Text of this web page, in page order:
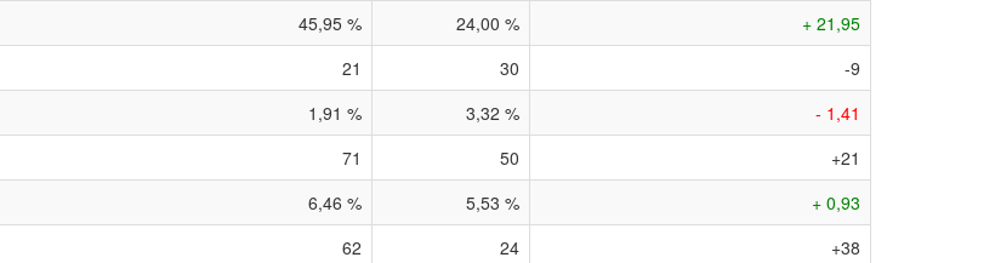
45,95 %
24,00 %
+ 21,95
21 30
-9
1,91 %
3,32 %
- 1,41
71 50
+21
6,46 %
5,53 %
+ 0,93
62 24
+38